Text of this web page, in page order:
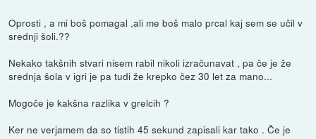
Oprosti , a mi boš pomagal ,ali me boš malo prcal kaj sem se učil v
srednji šoli.??
Nekako takšnih stvari nisem rabil nikoli izračunavat , pa če je že
srednja šola v igri je pa tudi že krepko čez 30 let za mano...
Mogoče je kakšna razlika v grelcih ?
Ker ne verjamem da so tistih 45 sekund zapisali kar tako . Če je